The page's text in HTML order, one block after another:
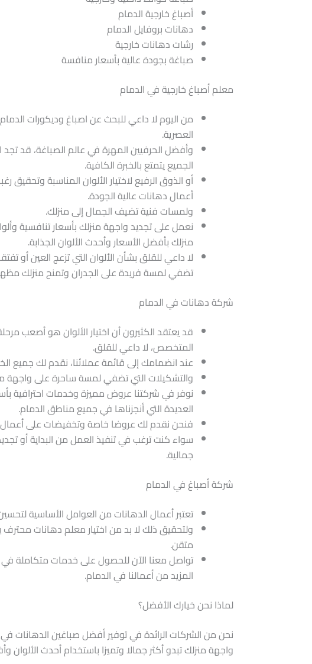
أصباغ خارجية الدمام
دهانات بروفايل الدمام
رشات دهانات خارجية
صباغة بجودة عالية بأسعار منافسة
معلم أصباغ خارجية في الدمام
من اليوم لا داعي للبحث عن اصباغ وديكورات
العصرية.
وأفضل الحرفيين المهرة في عالم الصباغة، قد
الجميع يتمتع بالخبرة الكافية.
أو الذوق الرفيع لاختيار الألوان المناسبة وتحقيق
أعمال دهانات عالية الجودة.
ولمسات فنية تضيف الجمال إلى منزلك.
نعمل على تجديد واجهة منزلك بأسعار تنافسية
منزلك بأفضل الأسعار وأحدث الألوان الجذابة.
لا داعي للقلق بشأن الألوان التي تزعج العين أو
تضفي لمسة فريدة على الجدران وتمنح منزلك
شركة دهانات في الدمام
قد يعتقد الكثيرون أن اختيار الألوان هو أصعب
المتخصص، لا داعي للقلق.
عند انضمامك إلى قائمة عملائنا، نقدم لك جميع
والتشكيلات التي تضفي لمسة ساحرة على واجهة
نوفر في شركتنا عروض مميزة وخدمات احترافية
العديدة التي أنجزناها في جميع مناطق الدمام.
فنحن نقدم لك عروضا خاصة وتخفيضات على أعمال
سواء كنت ترغب في تنفيذ العمل من البداية أو
جمالية.
شركة أصباغ في الدمام
تعتبر أعمال الدهانات من العوامل الأساسية
ولتحقيق ذلك لا بد من اختيار معلم دهانات
متقن.
تواصل معنا الآن للحصول على خدمات متكاملة في
المزيد من أعمالنا في الدمام.
لماذا نحن خيارك الأفضل؟
نحن من الشركات الرائدة في توفير أفضل صباغين الدهانات
واجهة منزلك تبدو أكثر جمالا وتميزا باستخدام أحدث الألوان